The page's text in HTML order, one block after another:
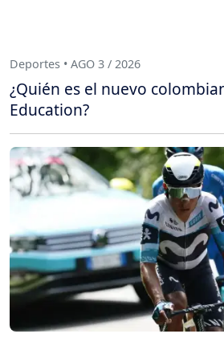
Deportes • AGO 3 / 2026
¿Quién es el nuevo
Education?